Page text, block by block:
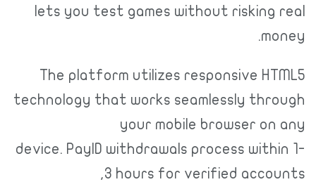
lets you test games without
The platform utilizes responsive
technology that works seamlessly
your mobile browser
device. PayID withdrawals process
3 hours for verified